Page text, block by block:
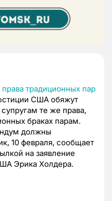
США обяжут
те же права,
браках парам.
должны
10 февраля, сообщает
на заявление
Эрика Холдера.